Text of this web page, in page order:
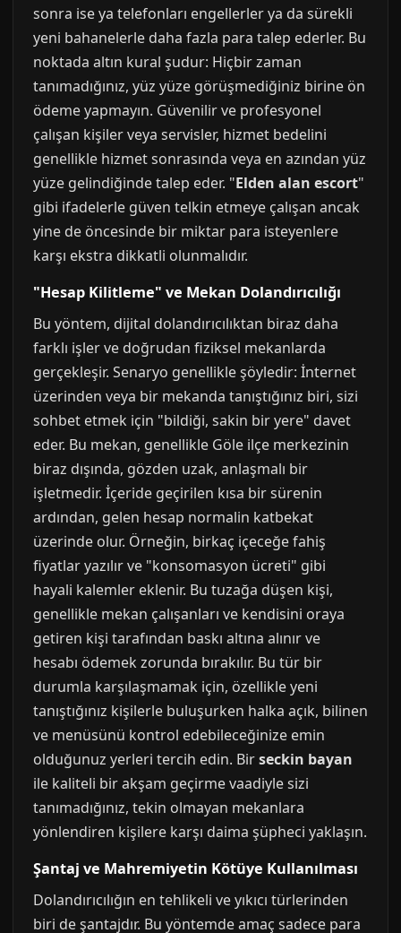
sonra ise ya telefonları engellerler ya da sürekli
yeni bahanelerle daha fazla para talep ederler. Bu
noktada altın kural şudur: Hiçbir zaman
tanımadığınız, yüz yüze görüşmediğiniz birine ön
ödeme yapmayın. Güvenilir ve profesyonel
çalışan kişiler veya servisler, hizmet bedelini
genellikle hizmet sonrasında veya en azından yüz
yüze gelindiğinde talep eder. "Elden alan escort"
gibi ifadelerle güven telkin etmeye çalışan ancak
yine de öncesinde bir miktar para isteyenlere
karşı ekstra dikkatli olunmalıdır.
"Hesap Kilitleme" ve Mekan Dolandırıcılığı
Bu yöntem, dijital dolandırıcılıktan biraz daha
farklı işler ve doğrudan fiziksel mekanlarda
gerçekleşir. Senaryo genellikle şöyledir: İnternet
üzerinden veya bir mekanda tanıştığınız biri, sizi
sohbet etmek için "bildiği, sakin bir yere" davet
eder. Bu mekan, genellikle Göle ilçe merkezinin
biraz dışında, gözden uzak, anlaşmalı bir
işletmedir. İçeride geçirilen kısa bir sürenin
ardından, gelen hesap normalin katbekat
üzerinde olur. Örneğin, birkaç içeceğe fahiş
fiyatlar yazılır ve "konsomasyon ücreti" gibi
hayali kalemler eklenir. Bu tuzağa düşen kişi,
genellikle mekan çalışanları ve kendisini oraya
getiren kişi tarafından baskı altına alınır ve
hesabı ödemek zorunda bırakılır. Bu tür bir
durumla karşılaşmamak için, özellikle yeni
tanıştığınız kişilerle buluşurken halka açık, bilinen
ve menüsünü kontrol edebileceğinize emin
olduğunuz yerleri tercih edin. Birseckin bayan
ile kaliteli bir akşam geçirme vaadiyle sizi
tanımadığınız, tekin olmayan mekanlara
yönlendiren kişilere karşı daima şüpheci yaklaşın.
Şantaj ve Mahremiyetin Kötüye Kullanılması
Dolandırıcılığın en tehlikeli ve yıkıcı türlerinden
biri de şantajdır. Bu yöntemde amaç sadece para